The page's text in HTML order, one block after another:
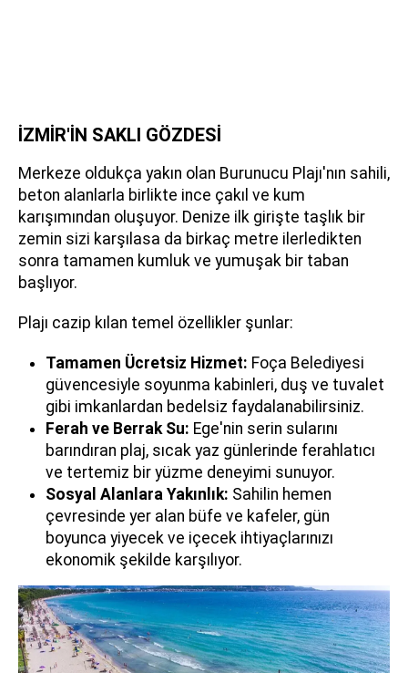
İZMİR'İN SAKLI GÖZDESİ
Merkeze oldukça yakın olan Burunucu Plajı'nın sahili,
beton alanlarla birlikte ince çakıl ve kum
karışımından oluşuyor. Denize ilk girişte taşlık bir
zemin sizi karşılasa da birkaç metre ilerledikten
sonra tamamen kumluk ve yumuşak bir taban
başlıyor.
Plajı cazip kılan temel özellikler şunlar:
Tamamen Ücretsiz Hizmet: Foça Belediyesi
güvencesiyle soyunma kabinleri, duş ve tuvalet
gibi imkanlardan bedelsiz faydalanabilirsiniz.
Ferah ve Berrak Su: Ege'nin serin sularını
barındıran plaj, sıcak yaz günlerinde ferahlatıcı
ve tertemiz bir yüzme deneyimi sunuyor.
Sosyal Alanlara Yakınlık: Sahilin hemen
çevresinde yer alan büfe ve kafeler, gün
boyunca yiyecek ve içecek ihtiyaçlarınızı
ekonomik şekilde karşılıyor.